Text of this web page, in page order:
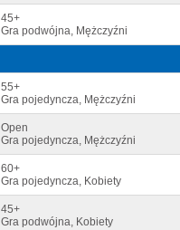
45+
Gra podwójna, Mężczyźni
55+
Gra pojedyncza, Mężczyźni
Open
Gra pojedyncza, Mężczyźni
60+
Gra pojedyncza, Kobiety
45+
Gra podwójna, Kobiety